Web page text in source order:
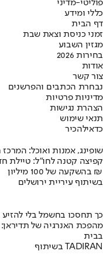
פוליטי-מדיני
כללי ומידע
דף הבית
זמני כניסת וצאת שבת
מגזין השבוע
בחירות 2026
אודות
צור קשר
נבחרת הכתבים והפרשנים
מדיניות פרטיות
הצהרת נגישות
תנאי שימוש
כדאילהכיר
שופינג, אמנות ואוכל:
קפיצה קטנה לחו"ל: טיילת
בהשקעה של 100 מיליון ₪
בשיתוף עיריית ירושלים
כך תחסכו בחשמל בלי להזיע
מהפכת האנרגיה של
בבית
בשיתוף TADIRAN